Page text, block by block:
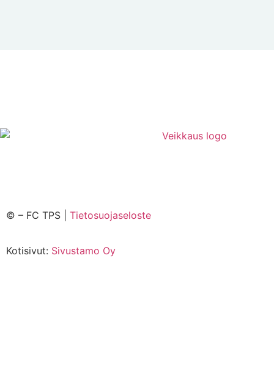
© – FC TPS | Tietosuojaseloste
Kotisivut: Sivustamo Oy